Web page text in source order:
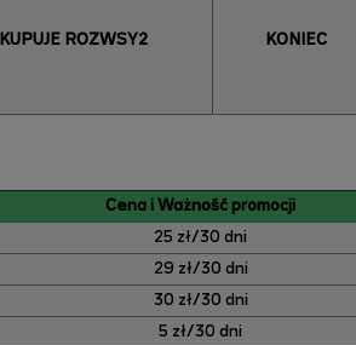
KUPUJE ROZWSY2 KONIEC
Cena i Ważność promocji
25 zł/30 dni
29 zł/30 dni
30 zł/30 dni
5 zł/30 dni